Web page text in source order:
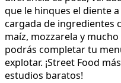
que le hinques el diente
cargada de ingredientes
maíz, mozzarela y
podrás completar tu
explotar. ¡Street Food
estudios baratos!